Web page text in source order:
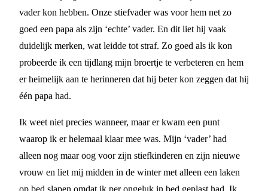
vader kon hebben. Onze stiefvader was voor hem net zo
goed een papa als zijn ‘echte’ vader. En dit liet hij vaak
duidelijk merken, wat leidde tot straf. Zo goed als ik kon
probeerde ik een tijdlang mijn broertje te verbeteren en hem
er heimelijk aan te herinneren dat hij beter kon zeggen dat hij
één papa had.
Ik weet niet precies wanneer, maar er kwam een punt
waarop ik er helemaal klaar mee was. Mijn ‘vader’ had
alleen nog maar oog voor zijn stiefkinderen en zijn nieuwe
vrouw en liet mij midden in de winter met alleen een laken
op bed slapen omdat ik per ongeluk in bed geplast had. Ik